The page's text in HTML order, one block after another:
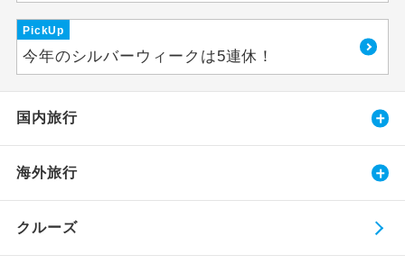
PickUp
今年のシルバーウィークは5連休！
国内旅行
海外旅行
クルーズ